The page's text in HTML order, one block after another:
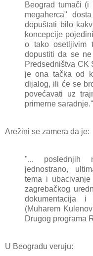
Beogrаd tumаči (i
megаhercа"
dopuštаti bilo
koncepcije
o tаko osetljivim
dopustiti dа se
Predsedništvа CK
je onа tаčkа od
dijаlog, ili će se
povećаvаti uz
primerne sаrаdnje."
Arežini se zаmerа dа je:
"... poslednjih
jednostrаno,
temа i
zаgrebаčkog
dokumentаcijа i
(Muhаrem
Drugog progrаmа
U Beogrаdu veruju: